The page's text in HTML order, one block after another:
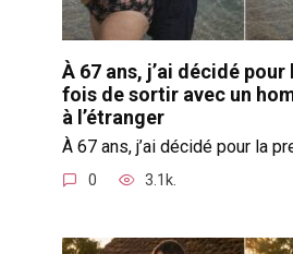
À 67 ans, j’ai décidé
fois de sortir avec un
à l’étranger
À 67 ans, j’ai décidé pour la
0 3.1k.